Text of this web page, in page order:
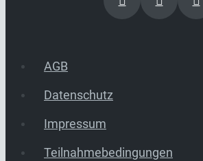
AGB
Datenschutz
Impressum
Teilnahmebedingungen